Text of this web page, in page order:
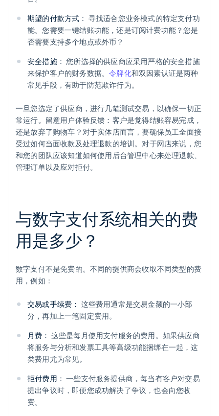
期望的付款方式： 寻找适合您业务模式的特定支付功
能。您需要一键结账功能，还是订阅计费功能？您是
否需要支持多个地点或外币？
安全措施： 您所选择的供应商应采用严格的安全措施
来保护客户的财务数据。令牌化和双因素认证是两种
常见手段，有助于防范欺诈行为。
一旦您选定了供应商，进行几笔测试交易，以确保一切正
常运行。留意用户体验反馈：客户是觉得结账容易完成，
还是放弃了购物车？对于实体店而言，要确保员工全面接
受过如何当面收款及处理退款的培训。对于网店来说，您
和您的团队应该知道如何使用后台管理中心来处理退款、
管理订单以及应对拒付。
与数字支付系统相关的费
用是多少？
数字支付不是免费的。不同的提供商会收取不同类型的费
用，例如：
交易或手续费： 这些费用通常是交易金额的一小部
分，再加上一笔固定费用。
月费： 这些是每月使用支付服务的费用。如果供应商
将服务与分析和发票工具等高级功能捆绑在一起，这
类费用尤为常见。
拒付费用： 一些支付服务提供商，每当有客户对交易
提出争议时，即便您成功解决了争议，也会向您收
费。